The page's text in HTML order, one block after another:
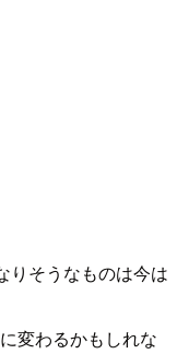
りそうなものは今は
変わるかもしれな